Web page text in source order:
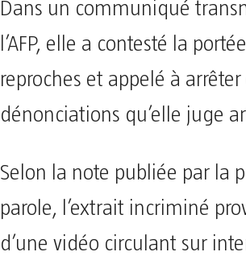
Dans un communiqué
l’AFP, elle a contesté la
reproches et appelé à arrêter
dénonciations qu’elle juge
Selon la note publiée par la
parole, l’extrait incriminé
d’une vidéo circulant sur